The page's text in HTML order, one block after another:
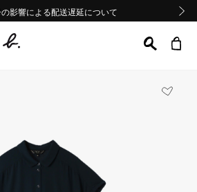
震の影響による配送遅延について
Sale 2buy10%OFF!!
影響による配送遅延について
震の影響による配送遅延について
Sale 2buy10%OFF!!